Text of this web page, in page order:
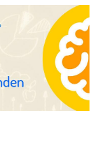
multiplica